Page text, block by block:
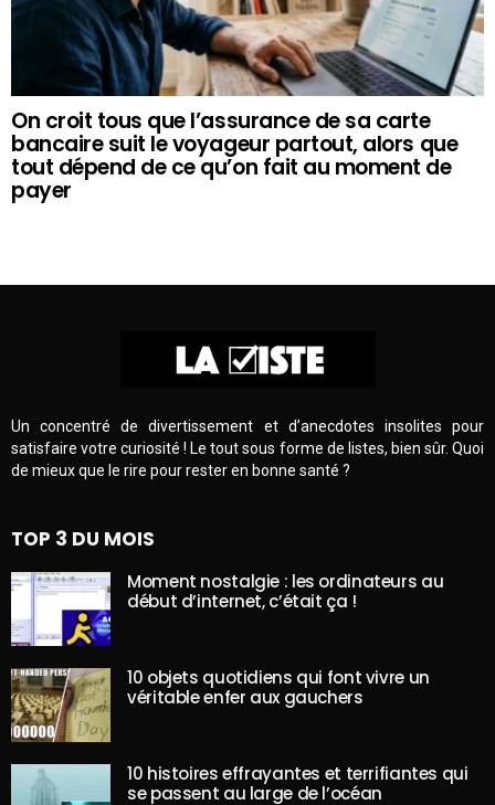
On croit tous que l’assurance de sa carte
bancaire suit le voyageur partout, alors que
tout dépend de ce qu’on fait au moment de
payer
Un concentré de divertissement et d’anecdotes insolites pour
satisfaire votre curiosité ! Le tout sous forme de listes, bien sûr. Quoi
de mieux que le rire pour rester en bonne santé ?
TOP 3 DU MOIS
Moment nostalgie : les ordinateurs au
début d’internet, c’était ça !
10 objets quotidiens qui font vivre un
véritable enfer aux gauchers
10 histoires effrayantes et terrifiantes qui
se passent au large de l’océan